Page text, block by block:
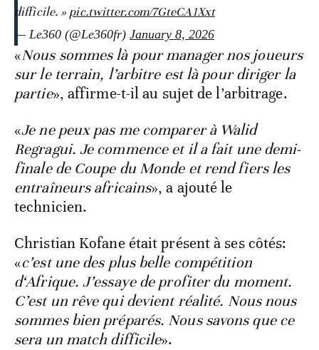
difficile. » pic.twitter.com/7GteCA1Xxt
— Le360 (@Le360fr) January 8, 2026
«Nous sommes là pour manager nos joueurs
sur le terrain, l’arbitre est là pour diriger la
partie», affirme-t-il au sujet de l’arbitrage.
«Je ne peux pas me comparer à Walid
Regragui. Je commence et il a fait une demi-
finale de Coupe du Monde et rend fiers les
entraîneurs africains», a ajouté le
technicien.
Christian Kofane était présent à ses côtés:
«c’est une des plus belle compétition
d‘Afrique. J’essaye de profiter du moment.
C’est un rêve qui devient réalité. Nous nous
sommes bien préparés. Nous savons que ce
sera un match difficile».